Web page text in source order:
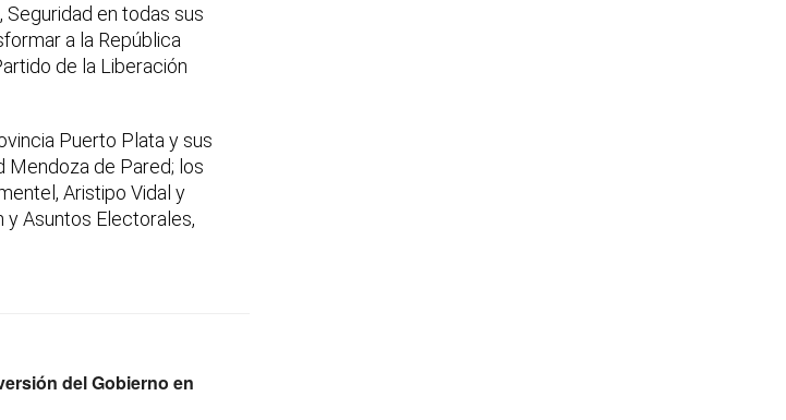
Seguridad en todas sus
a la República
de la Liberación
Puerto Plata y sus
Mendoza de Pared; los
Aristipo Vidal y
y Asuntos Electorales,
del Gobierno en